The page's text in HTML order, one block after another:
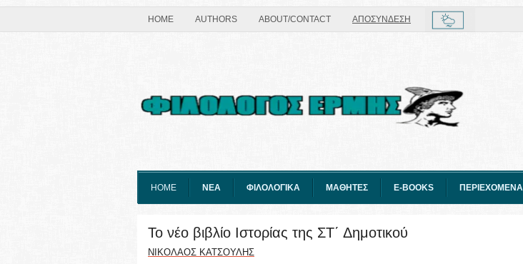
HOME AUTHORS ABOUT/CONTACT ΑΠΟΣΥΝΔΕΣΗ
HOME ΝΕΑ ΦΙΛΟΛΟΓΙΚΑ ΜΑΘΗΤΕΣ E-BOOKS ΠΕΡΙΕΧΟΜΕΝΑ
Το νέο βιβλίο Ιστορίας της ΣΤ΄ Δημοτικού
ΝΙΚΟΛΑΟΣ ΚΑΤΣΟΥΛΗΣ